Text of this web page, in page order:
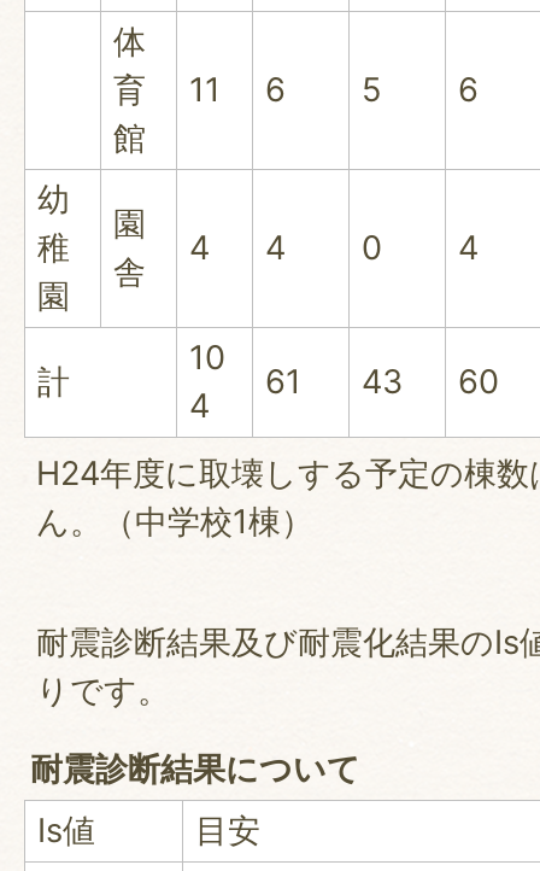
体
育
館
11 6 5 6
幼
稚
園
園
舎
4 4 0 4
計
10
4
61 43 60
H24年度に取壊しする予定の棟
ん。（中学校1棟）
耐震診断結果及び耐震化結果のIs
りです。
耐震診断結果について
Is値
目安